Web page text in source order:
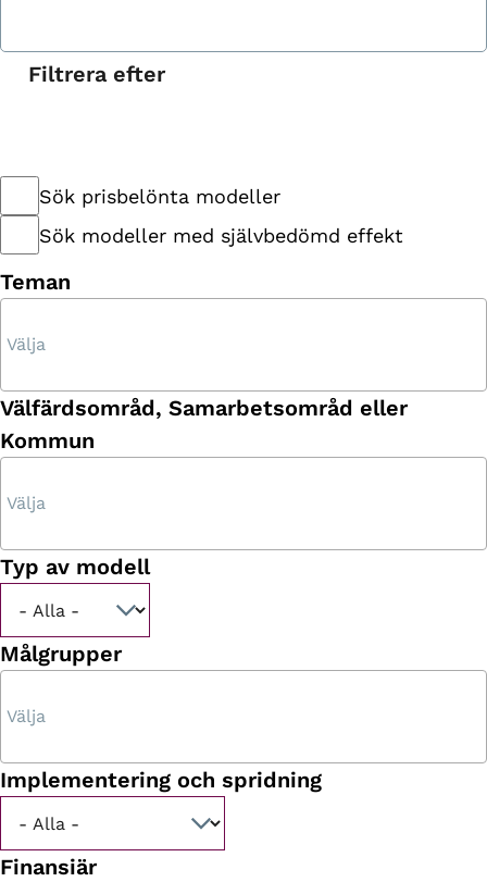
Filtrera efter
Sök prisbelönta modeller
Sök modeller med självbedömd effekt
Teman
Välfärdsområd, Samarbetsområd eller
Kommun
Typ av modell
Målgrupper
Implementering och spridning
Finansiär